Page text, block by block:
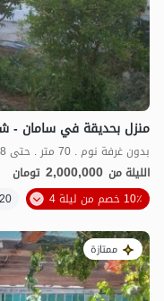
منزل بحديقة في سامان -
بدون غرفة نوم . 70 متر . حتى 8 ضيف
الليلة من 2,000,000 تومان
10٪ خصم من ليلة 4
20+ حجز ناجح
ممتازة